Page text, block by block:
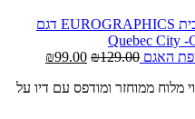
₪129.00
המחיר
היה:
₪99.00
הוא:
העשוי מלוח ממוחזר ומודפס עם דיו על